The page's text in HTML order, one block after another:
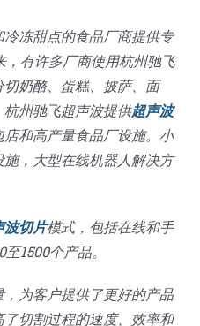
冻甜点的食品厂商提供专
，有许多厂商使用杭州驰飞
奶酪、蛋糕、披萨、面
州驰飞超声波提供超声波
和高产量食品厂设施。小
，大型在线机器人解决方
波切片模式，包括在线和手
1500个产品。
为客户提供了更好的产品
切割过程的速度、效率和